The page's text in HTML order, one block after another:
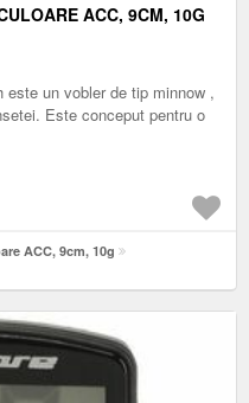
ACC, 9CM, 10G
este un vobler de tip minnow ,
Este conceput pentru o
ACC, 9cm, 10g